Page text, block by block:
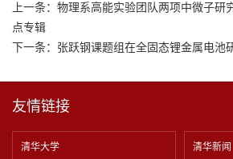
上一条： 物理系高能实验团队两项中微子研
点专辑
下一条： 张跃钢课题组在全固态锂金属电池
友情链接
清华大学 清华新闻